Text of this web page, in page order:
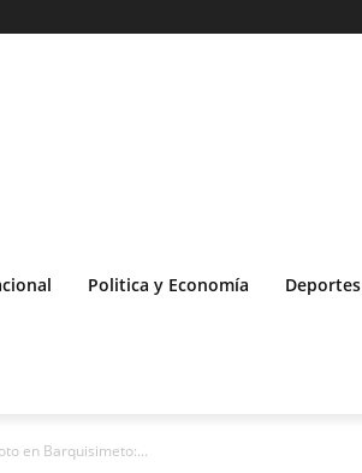
Politica y Economía Deportes
en Barquisimeto:...